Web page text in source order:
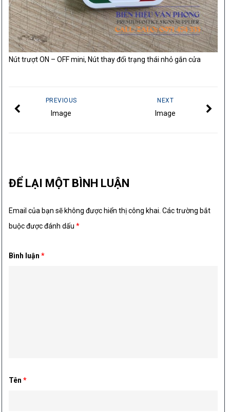
Nút trượt ON – OFF mini, Nút thay đổi trạng thái nhỏ gắn cửa
NEXT
Image
PREVIOUS
Image
ĐỂ LẠI MỘT BÌNH LUẬN
Email của bạn sẽ không được hiển thị công khai. Các trường bắt
buộc được đánh dấu*
Bình luận*
Tên*